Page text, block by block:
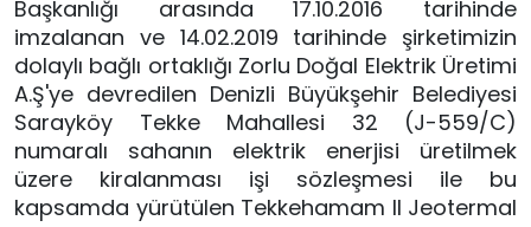
Başkanlığı arasında 17.10.2016 tarihinde
imzalanan ve 14.02.2019 tarihinde şirketimizin
dolaylı bağlı ortaklığı Zorlu Doğal Elektrik Üretimi
A.Ş'ye devredilen Denizli Büyükşehir Belediyesi
Sarayköy Tekke Mahallesi 32 (J-559/C)
numaralı sahanın elektrik enerjisi üretilmek
üzere kiralanması işi sözleşmesi ile bu
kapsamda yürütülen Tekkehamam II Jeotermal